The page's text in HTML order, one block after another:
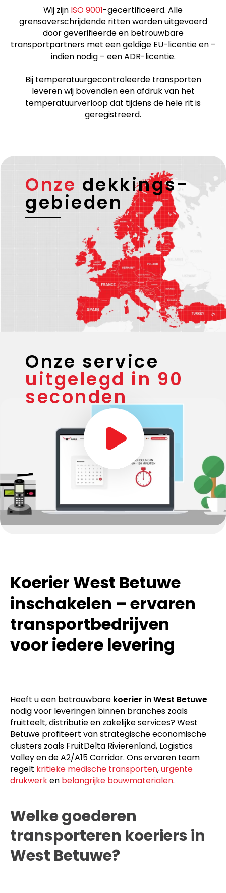
Wij zijn ISO 9001-gecertificeerd. Alle
grensoverschrijdende ritten worden uitgevoerd
door geverifieerde en betrouwbare
transportpartners met een geldige EU-licentie en –
indien nodig – een ADR-licentie.
Bij temperatuurgecontroleerde transporten
leveren wij bovendien een afdruk van het
temperatuurverloop dat tijdens de hele rit is
geregistreerd.
Onze dekkings-
gebieden
Onze service
uitgelegd in 90
seconden
Koerier West Betuwe
inschakelen – ervaren
transportbedrijven
voor iedere levering
Heeft u een betrouwbare koerier in West Betuwe
nodig voor leveringen binnen branches zoals
fruitteelt, distributie en zakelijke services? West
Betuwe profiteert van strategische economische
clusters zoals FruitDelta Rivierenland, Logistics
Valley en de A2/A15 Corridor. Ons ervaren team
regelt kritieke medische transporten,urgente
drukwerken belangrijke bouwmaterialen.
Welke goederen
transporteren koeriers in
West Betuwe?